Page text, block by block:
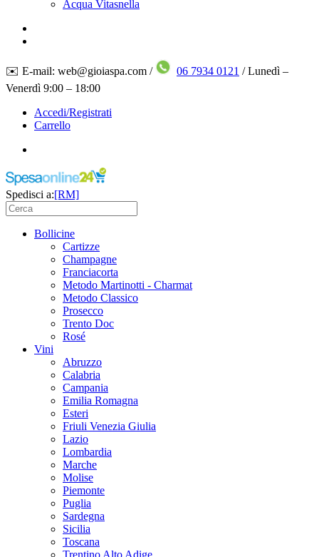
Acqua Vitasnella
✉️ E-mail: web@gioiaspa.com / 06 7934 0121 / Lunedì –
Venerdì 9:00 – 18:00
Accedi/Registrati
Carrello
Spedisci a:[RM]
Bollicine
Cartizze
Champagne
Franciacorta
Metodo Martinotti - Charmat
Metodo Classico
Prosecco
Trento Doc
Rosé
Vini
Abruzzo
Calabria
Campania
Emilia Romagna
Esteri
Friuli Venezia Giulia
Lazio
Lombardia
Marche
Molise
Piemonte
Puglia
Sardegna
Sicilia
Toscana